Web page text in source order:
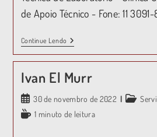
de Apoio Técnico - Fone: 11
Continue Lendo
Ivan El Murr
30 de novembro de 2022
1 minuto de leitura